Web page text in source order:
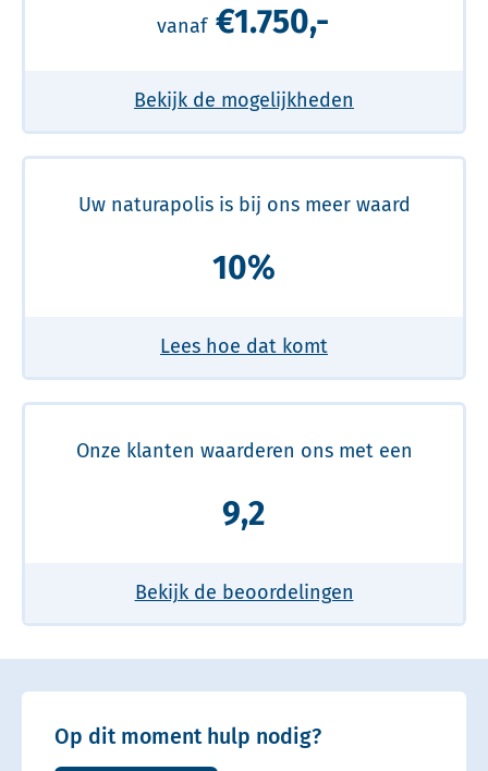
vanaf €1.750,-
Bekijk de mogelijkheden
Uw naturapolis is bij ons meer waard
10%
Lees hoe dat komt
Onze klanten waarderen ons met een
9,2
Bekijk de beoordelingen
Op dit moment hulp nodig?